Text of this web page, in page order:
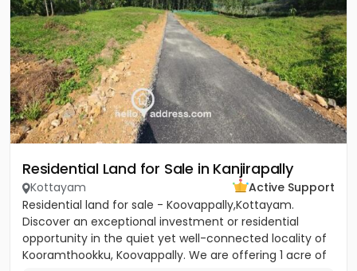
Residential Land for Sale in Kanjirapally
Kottayam
Active Support
Residential land for sale - Koovappally,Kottayam.
Discover an exceptional investment or residential
opportunity in the quiet yet well-connected locality of
Kooramthookku, Koovappally. We are offering 1 acre of